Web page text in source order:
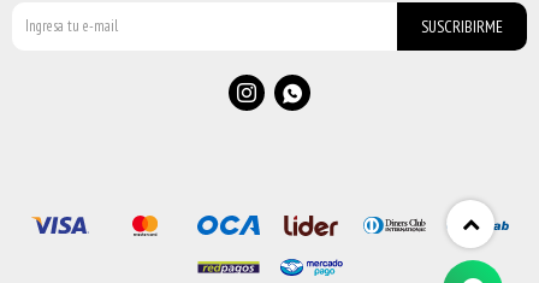
SUSCRIBIRME
 